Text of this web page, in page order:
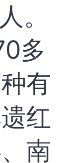
。
多
有
红
南